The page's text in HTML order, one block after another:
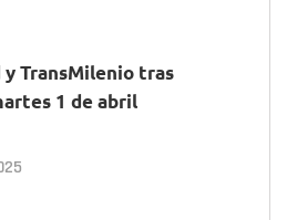
TransMilenio tras
1 de abril